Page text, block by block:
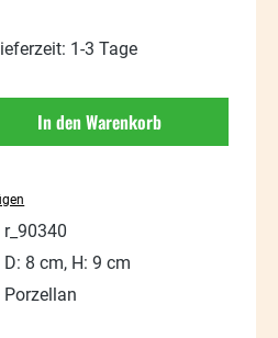
1-3 Tage
Gib den gewünschten
In den Warenkorb
r_90340
D: 8 cm, H: 9 cm
Porzellan